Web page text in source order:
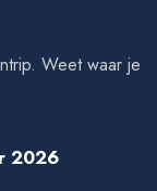
Weet waar je
2026